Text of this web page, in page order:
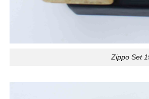
Zippo Set